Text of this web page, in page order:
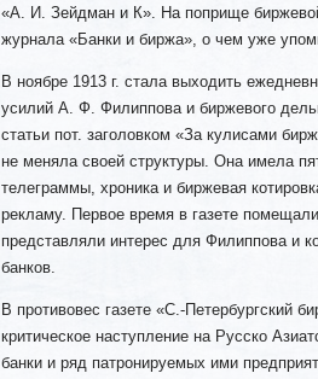
«А. И. Зейдман и К». На поприще
журнала «Банки и биржа», о чем уже
В ноябре 1913 г. стала выходить
усилий А. Ф. Филиппова и биржевого
статьи пот. заголовком «За кулисами
не меняла своей структуры. Она имела
телеграммы, хроника и биржевая
рекламу. Первое время в газете
представляли интерес для Филиппова и
банков.
В противовес газете «С.-Петербургский
критическое наступление на Русско
банки и ряд патронируемых ими